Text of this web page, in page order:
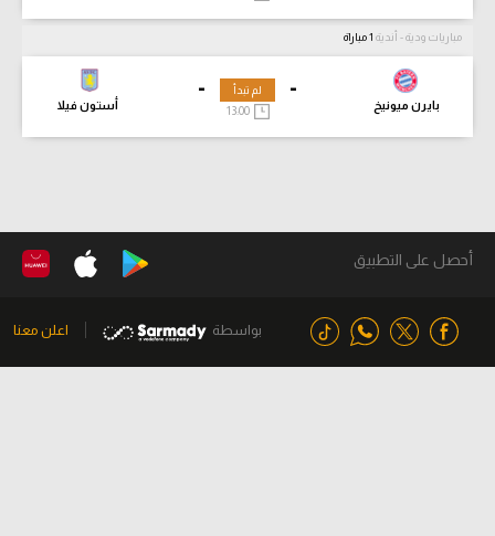
مباريات ودية - أندية
-
بايرن ميونيخ
-
أستون فيلا
لم تبدأ
13:00
أحصل على التطبيق
بواسطة اعلن معنا